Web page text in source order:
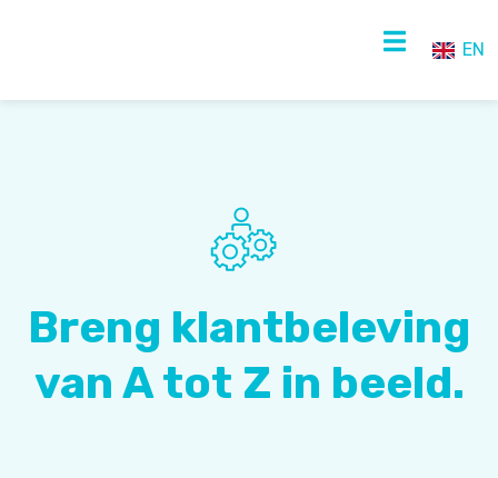
EN
Breng klantbeleving
van A tot Z in beeld.